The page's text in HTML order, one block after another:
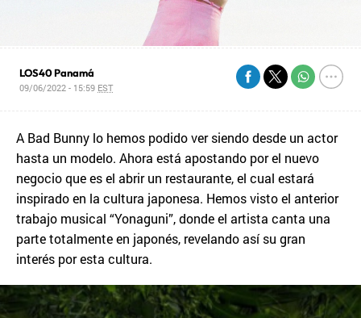
LOS40 Panamá
09/06/2022 - 15:59 EST
A Bad Bunny lo hemos podido ver siendo desde un actor
hasta un modelo. Ahora está apostando por el nuevo
negocio que es el abrir un restaurante, el cual estará
inspirado en la cultura japonesa. Hemos visto el anterior
trabajo musical “Yonaguni”, donde el artista canta una
parte totalmente en japonés, revelando así su gran
interés por esta cultura.